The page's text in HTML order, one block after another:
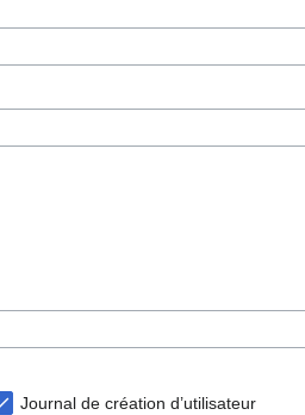
Journal de création d’utilisateur